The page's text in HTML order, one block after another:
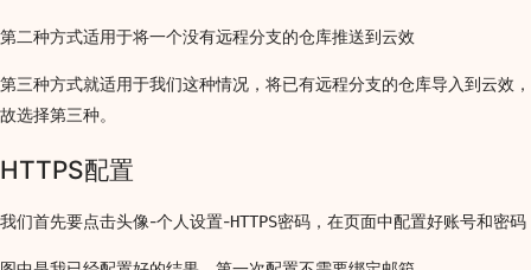
第二种方式适用于将一个没有远程分支的仓库推送到云效
第三种方式就适用于我们这种情况，将已有远程分支的仓库导入到云效，
故选择第三种。
HTTPS配置
我们首先要点击头像-个人设置-HTTPS密码 ，在页面中配置好账号和密码